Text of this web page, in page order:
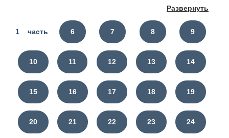
Развернуть
1 часть 6 7 8 9
10 11 12 13 14
15 16 17 18 19
20 21 22 23 24